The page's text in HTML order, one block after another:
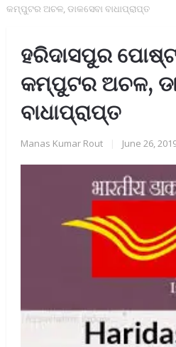
କମ୍ପୁଟର ଅଚଳ, ଡାକସେବା ବାଧାପ୍ରାପ୍ତ
ହରିଦାସପୁର
କମ୍ପୁଟର ଅଚଳ,
ବାଧାପ୍ରାପ୍ତ
Manas Kumar Rout June 26,